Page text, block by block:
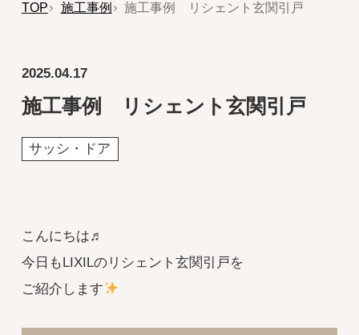
TOP 施工事例 施工事例 リシェント玄関引戸
2025.04.17
施工事例 リシェント玄関引戸
サッシ・ドア
こんにちは♬
今日もLIXILのリシェント玄関引戸を
ご紹介します